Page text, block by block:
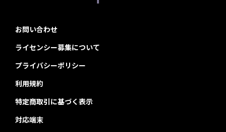
お問い合わせ
ライセンシー募集について
プライバシーポリシー
利用規約
特定商取引に基づく表示
対応端末